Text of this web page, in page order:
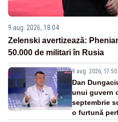
9 aug. 2026, 18:04
Zelenski avertizează:
50.000 de militari în Rusia
9 aug. 2026, 17:50
Dan
unui guvern
septembrie
o furtună